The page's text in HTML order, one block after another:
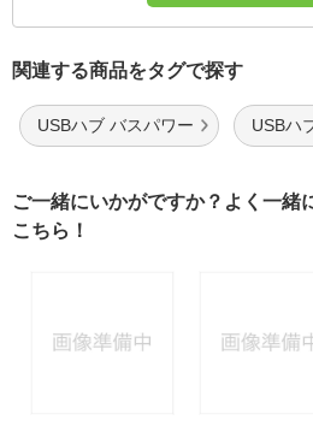
関連する商品をタグで探す
USBハブ バスパワー USBハ
ご一緒にいかがですか？よく一緒
こちら！